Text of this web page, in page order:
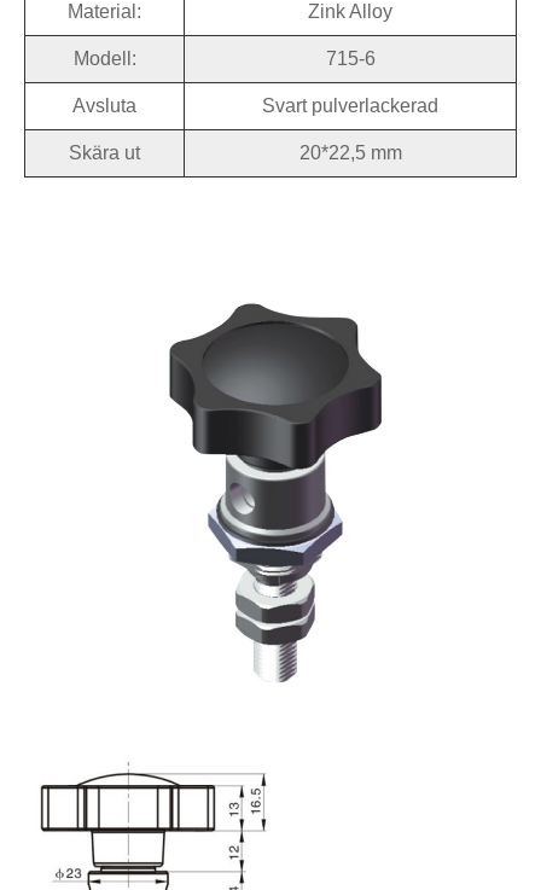
Material: Zink Alloy
Modell: 715-6
Avsluta Svart pulverlackerad
Skära ut 20*22,5 mm